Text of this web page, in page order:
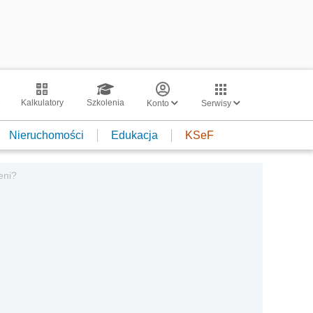
Kalkulatory Szkolenia Konto Serwisy
Nieruchomości Edukacja KSeF